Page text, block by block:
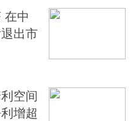
在中
出市
空间
增超